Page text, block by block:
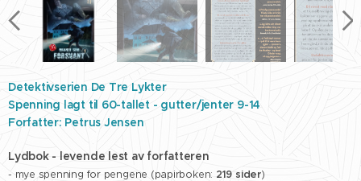
og forstørret baksidetekst
forstørret baksidetekst
Detektivserien De Tre Lykter
Spenning lagt til 60-tallet - gutter/jenter 9-14
Forfatter: Petrus Jensen
Lydbok - levende lest av forfatteren
- mye spenning for pengene (papirboken: 219 sider)